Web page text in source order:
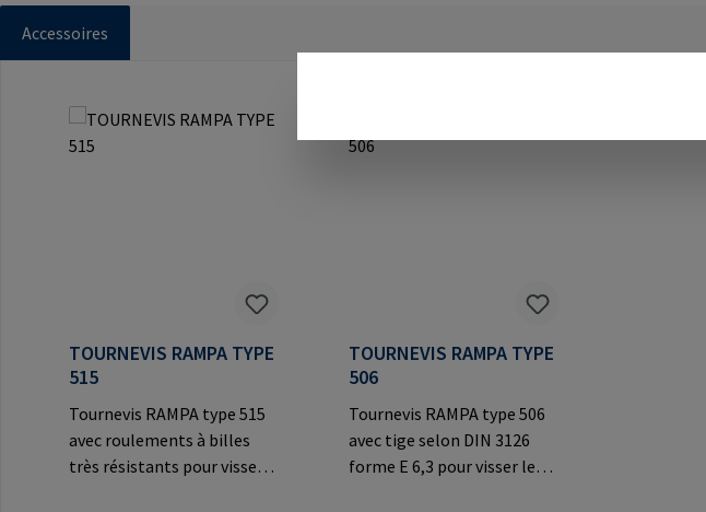
Accessoires
TOURNEVIS RAMPA TYPE
515
Tournevis RAMPA type 515
avec roulements à billes
très résistants pour visser
TOURNEVIS RAMPA TYPE
506
Tournevis RAMPA type 506
avec tige selon DIN 3126
forme E 6,3 pour visser les